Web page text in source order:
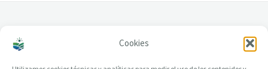
Cookies
IMG_3704